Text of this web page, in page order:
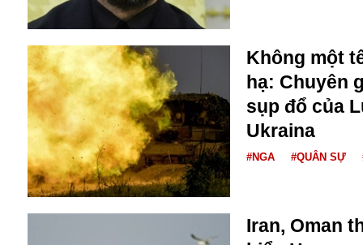
Diego Maradona
Dòng chảy phương Bắc 1
Dải Gaza
Facebook
FED
Fansipan
F0
FLC
F-16
Không một
hạ: Chuyên
sụp đổ của
Ukraina
#NGA #QUÂN SỰ
Iran, Oman